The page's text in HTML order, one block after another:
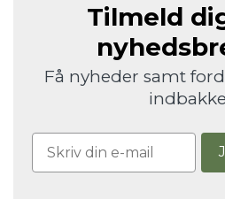
Tilmeld
Få nyheder samt